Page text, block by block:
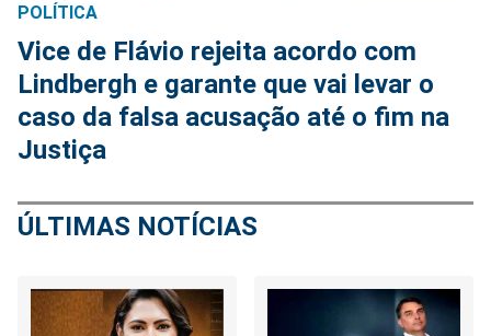
POLÍTICA
Vice de Flávio rejeita acordo com
Lindbergh e garante que vai levar o
caso da falsa acusação até o fim na
Justiça
ÚLTIMAS NOTÍCIAS